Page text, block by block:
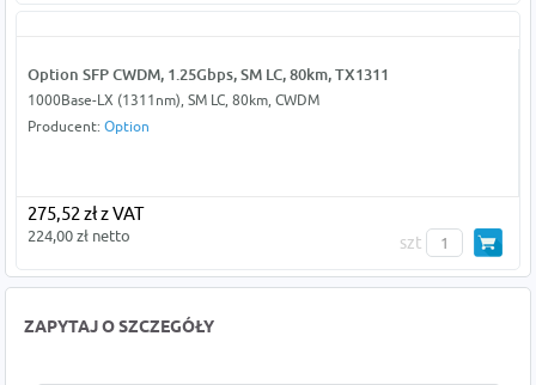
Option SFP CWDM, 1.25Gbps, SM LC, 80km, TX1311
1000Base-LX (1311nm), SM LC, 80km, CWDM
Producent: Option
275,52 zł z VAT
224,00 zł netto szt
ZAPYTAJ O SZCZEGÓŁY